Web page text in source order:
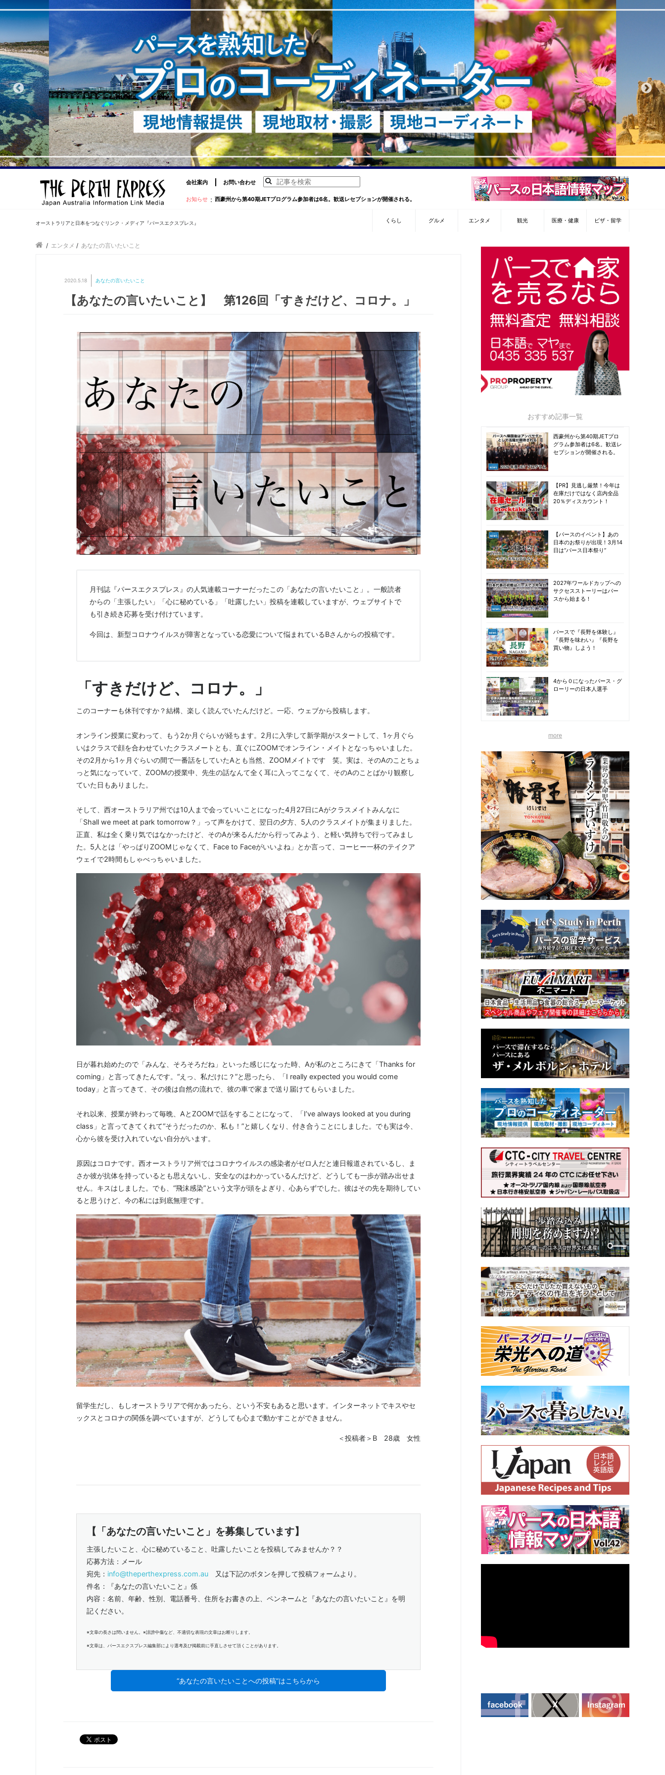
会社案内 お問い合わせ
お知らせ ： 西豪州から第40期JETプログラム参加者は6名。歓送レセプションが開催される。
オーストラリアと日本をつなぐリンク・メディア『パースエクスプレス』 くらし グルメ エンタメ 観光 医療・健康 ビザ・留学
/ エンタメ / あなたの言いたいこと
2020.5.18 あなたの言いたいこと
【あなたの言いたいこと】 第126回「すきだけど、コロナ。」
月刊誌『パースエクスプレス』の人気連載コーナーだったこの「あなたの言いたいこと」。一般読者
からの「主張したい」「心に秘めている」「吐露したい」投稿を連載していますが、ウェブサイトで
も引き続き応募を受け付けています。
今回は、新型コロナウイルスが障害となっている恋愛について悩まれているBさんからの投稿です。
「すきだけど、コロナ。」
このコーナーも休刊ですか？結構、楽しく読んでいたんだけど。一応、ウェブから投稿します。
オンライン授業に変わって、もう2か月ぐらいが経ちます。2月に入学して新学期がスタートして、1ヶ月ぐら
いはクラスで顔を合わせていたクラスメートとも、直ぐにZOOMでオンライン・メイトとなっちゃいました。
その2月から1ヶ月ぐらいの間で一番話をしていたAとも当然、ZOOMメイトです 笑。実は、そのAのことちょ
っと気になっていて、ZOOMの授業中、先生の話なんて全く耳に入ってこなくて、そのAのことばかり観察し
ていた日もありました。
そして、西オーストラリア州では10人まで会っていいことになった4月27日にAがクラスメイトみんなに
「Shall we meet at park tomorrow？」って声をかけて、翌日の夕方、5人のクラスメイトが集まりました。
正直、私は全く乗り気ではなかったけど、そのAが来るんだから行ってみよう、と軽い気持ちで行ってみまし
た。5人とは「やっぱりZOOMじゃなくて、Face to Faceがいいよね」とか言って、コーヒー一杯のテイクア
ウェイで2時間もしゃべっちゃいました。
日が暮れ始めたので「みんな、そろそろだね」といった感じになった時、Aが私のところにきて「Thanks for
coming」と言ってきたんです。“えっ、私だけに？”と思ったら、「I really expected you would come
today」と言ってきて、その後は自然の流れで、彼の車で家まで送り届けてもらいました。
それ以来、授業が終わって毎晩、AとZOOMで話をすることになって、「I’ve always looked at you during
class」と言ってきてくれて“そうだったのか、私も！”と嬉しくなり、付き合うことにしました。でも実は今、
心から彼を受け入れていない自分がいます。
原因はコロナです。西オーストラリア州ではコロナウイルスの感染者がゼロ人だと連日報道されているし、ま
さか彼が抗体を持っているとも思えないし、安全なのはわかっているんだけど、どうしても一歩が踏み出せま
せん。キスはしました。でも、“飛沫感染”という文字が頭をよぎり、心あらずでした。彼はその先を期待してい
ると思うけど、今の私には到底無理です。
留学生だし、もしオーストラリアで何かあったら、という不安もあると思います。インターネットでキスやセ
ックスとコロナの関係を調べていますが、どうしても心まで動かすことができません。
＜投稿者＞B 28歳 女性
【「あなたの言いたいこと」を募集しています】
主張したいこと、心に秘めていること、吐露したいことを投稿してみませんか？？
応募方法：メール
宛先： info@theperthexpress.com.au 又は下記のボタンを押して投稿フォームより。
件名：『あなたの言いたいこと』係
内容：名前、年齢、性別、電話番号、住所をお書きの上、ペンネームと『あなたの言いたいこと』を明
記ください。
※文章の長さは問いません。※誹謗中傷など、不適切な表現の文章はお断りします。
※文章は、パースエクスプレス編集部により選考及び掲載前に手直しさせて頂くことがあります。
“あなたの言いたいことへの投稿”はこちらから
おすすめ記事一覧
西豪州から第40期JETプロ
グラム参加者は6名。歓送レ
セプションが開催される。
【PR】見逃し厳禁！今年は
在庫だけではなく店内全品
20％ディスカウント！
【パースのイベント】あの
日本のお祭りが出現！3月14
日は“パース日本祭り”
2027年ワールドカップへの
サクセスストーリーはパー
スから始まる！
パースで『長野を体験し』
『長野を味わい』『長野を
買い物』しよう！
4から０になったパース・グ
ローリーの日本人選手
more